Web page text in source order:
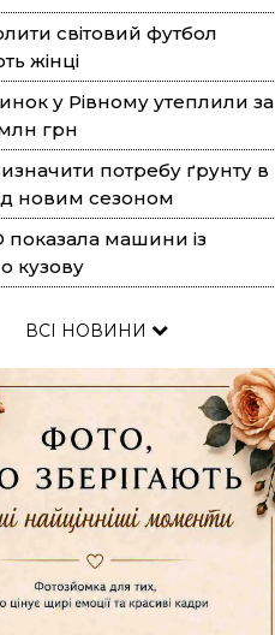
світовий футбол
жінці
у Рівному утеплили за
грн
потребу ґрунту в
новим сезоном
показала машини із
кузову
ВСІ НОВИНИ